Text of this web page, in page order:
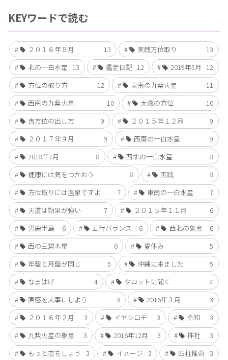
KEYワードで読む
２０１６年８月 13 実践方位取り
13
北の一白水星 13 鑑定日記 12 2019年5月
12
方位の取り方
12 東南の九紫火星
11
西南の九紫火星
10 太歳の方位
10
吉方位の出し方
9 ２０１５年１２月
9
２０１７年９月
9 西南の一白水星
9
2018年7月
8 西北の一白水星
8
健康には気をつかおう
8 実践
8
方位取りには温泉ですよ
7 東南の一白水星
7
天道は効果が強い
7 ２０１５年１１月
6
男鹿半島
6 五行バランス 6 西北の象意
6
西の三碧木星
6 夏休み
5
年盤と月盤が同じ
5 沖縄に来ました
5
なまはげ
4 タロットに聞く
4
直感を大事にしよう
3 2016年３月
3
２０１６年２月
3 イヤシロチ 3 令和
3
九紫火星の象意
3 2016年12月 3 神社
3
もっと恋をしよう
3 イメージ 3 四柱推命 3